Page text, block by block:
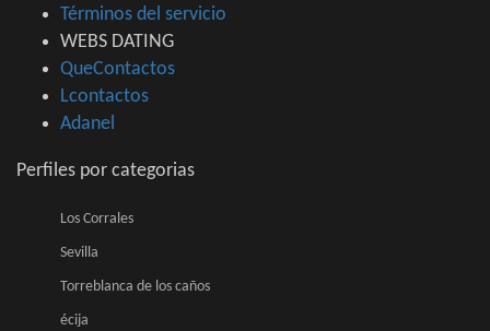
Términos del servicio
WEBS DATING
QueContactos
Lcontactos
Adanel
Perfiles por categorias
Los Corrales
Sevilla
Torreblanca de los caños
écija